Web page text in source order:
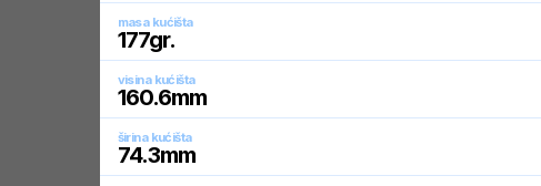
masa kućišta
177gr.
visina kućišta
160.6mm
širina kućišta
74.3mm